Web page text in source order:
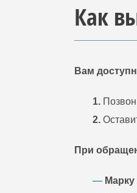
Как
Вам
1.
2.
При
—